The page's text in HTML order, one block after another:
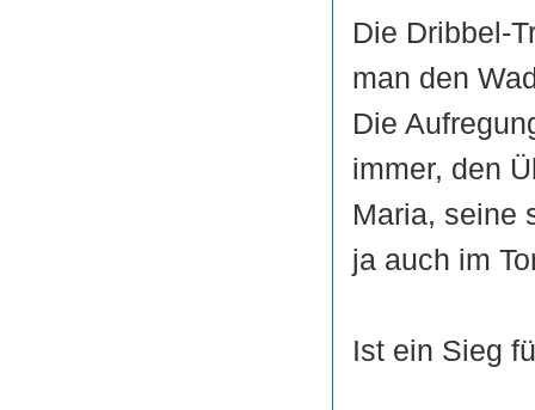
Die Dribbel-
man den
Die
immer, den
Maria, seine
ja auch im
Ist ein Sieg